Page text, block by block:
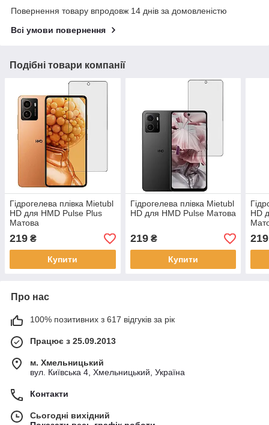
Повернення товару впродовж 14 днів за домовленістю
Всі умови повернення
Подібні товари компанії
Гідрогелева плівка Mietubl
HD для HMD Pulse Plus
Матова
219 ₴
Купити
Гідрогелева плівка Mietubl
HD для HMD Pulse Матова
219₴
Купити
HD
219
Про нас
100% позитивних з 617 відгуків за рік
Працює з 25.09.2013
м. Хмельницький
вул. Київська 4, Хмельницький, Україна
Контакти
Сьогодні вихідний